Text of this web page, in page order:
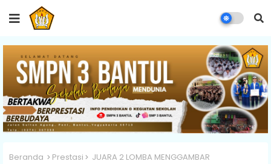
Beranda Prestasi JUARA 2 LOMBA MENGGAMBAR